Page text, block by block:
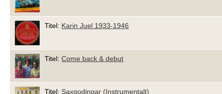
Titel: Karin Juel 1933-1946
Titel: Come back & debut
Titel: Saxgodingar (Instrumentalt)